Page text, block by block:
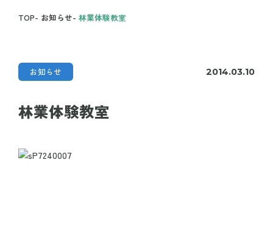
TOP- お知らせ- 林業体験教室
お知らせ 2014.03.10
林業体験教室